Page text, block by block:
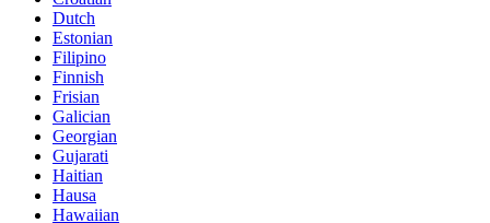
Dutch
Estonian
Filipino
Finnish
Frisian
Galician
Georgian
Gujarati
Haitian
Hausa
Hawaiian